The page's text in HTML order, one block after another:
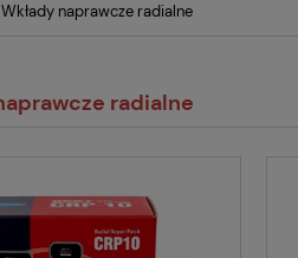
naprawcze radialne
radialne